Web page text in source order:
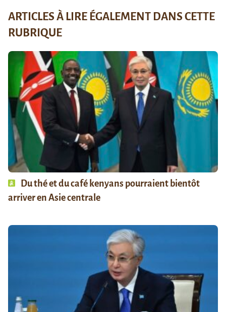
ARTICLES À LIRE ÉGALEMENT DANS CETTE
RUBRIQUE
Du thé et du café kenyans pourraient bientôt
arriver en Asie centrale